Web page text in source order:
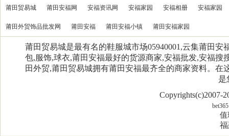
莆田贸易城 莆田安福网 安福资讯网 安福家园 安福相册 安福家园
莆田外贸饰品批发网 莆田安福 莆田安福小镇 莆田安福家园
莆田贸易城是最有名的鞋服城市场05940001,云集莆田
包,服饰,球衣,莆田安福最好的货源商家,安福批发,安福
田外贸,莆田贸易城拥有莆田安福最齐全的商家资料。
是
Copyrights(c)2007-
bet365
值